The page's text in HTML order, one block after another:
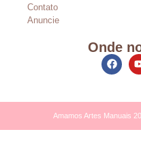
Contato
Anuncie
Onde
Amamos Artes Manuais